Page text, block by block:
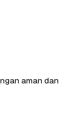
aman dan